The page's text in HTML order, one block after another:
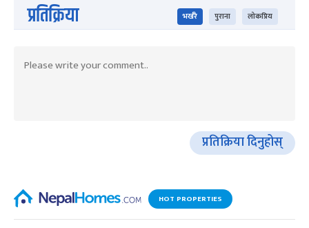
प्रतिक्रिया भर्खरै पुराना लोकप्रिय
प्रतिक्रिया दिनुहोस्
HOT PROPERTIES